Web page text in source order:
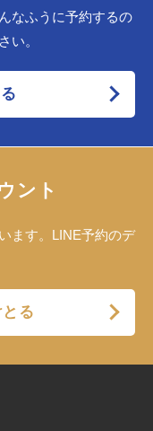
なふうに予約するの
い。
ント
ます。LINE予約のデ
る